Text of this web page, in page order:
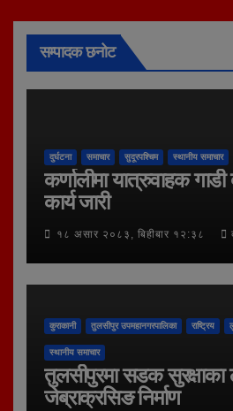
सम्पादक छनोट
दुर्घटना समाचार सुदूरपश्चिम स्थानीय समाचार
कर्णालीमा यात्रुवाहक गाडी
कार्य जारी
१८ असार २०८३, बिहीबार १२:३८
कुराकानी तुलसीपुर उपमहानगरपालिका राष्ट्रिय
स्थानीय समाचार
तुलसीपुरमा सडक सुरक्षाका
जेब्राक्रसिङ निर्माण